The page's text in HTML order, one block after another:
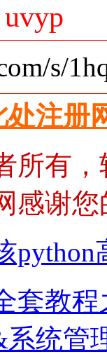
s/
处注册
所有
感谢
套教程
系统管